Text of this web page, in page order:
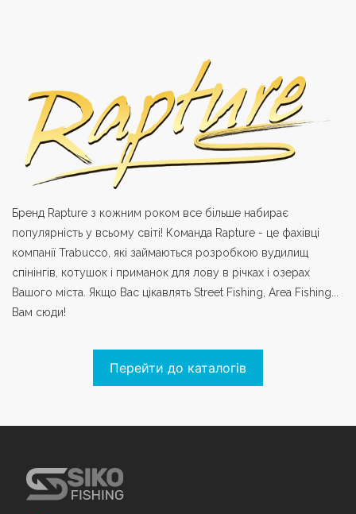
Бренд Rapture з кожним роком все більше набирає
популярність у всьому світі! Команда Rapture - це фахівці
компанії Trabucco, які займаються розробкою вудилищ
спінінгів, котушок і приманок для лову в річках і озерах
Вашого міста. Якщо Вас цікавлять Street Fishing, Area Fishing...
Вам сюди!
Перейти до каталогів